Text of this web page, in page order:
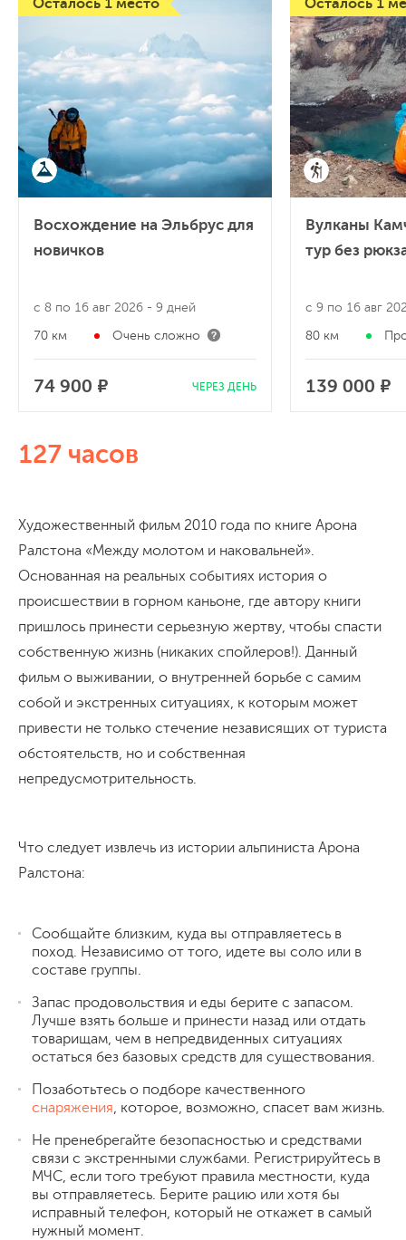
Осталось 1 место
Восхождение на Эльбрус для
новичков
с 8 по 16 авг 2026 - 9 дней
70 км Очень сложно
74 900 ₽ ЧЕРЕЗ ДЕНЬ
Осталось 1
Вулканы
тур без
с 9 по 16 авг
80 км
139 000 ₽
127 часов
Художественный фильм 2010 года по книге Арона
Ралстона «Между молотом и наковальней».
Основанная на реальных событиях история о
происшествии в горном каньоне, где автору книги
пришлось принести серьезную жертву, чтобы спасти
собственную жизнь (никаких спойлеров!). Данный
фильм о выживании, о внутренней борьбе с самим
собой и экстренных ситуациях, к которым может
привести не только стечение независящих от туриста
обстоятельств, но и собственная
непредусмотрительность.
Что следует извлечь из истории альпиниста Арона
Ралстона:
Сообщайте близким, куда вы отправляетесь в
поход. Независимо от того, идете вы соло или в
составе группы.
Запас продовольствия и еды берите с запасом.
Лучше взять больше и принести назад или отдать
товарищам, чем в непредвиденных ситуациях
остаться без базовых средств для существования.
Позаботьтесь о подборе качественного
снаряжения, которое, возможно, спасет вам жизнь.
Не пренебрегайте безопасностью и средствами
связи с экстренными службами. Регистрируйтесь в
МЧС, если того требуют правила местности, куда
вы отправляетесь. Берите рацию или хотя бы
исправный телефон, который не откажет в самый
нужный момент.